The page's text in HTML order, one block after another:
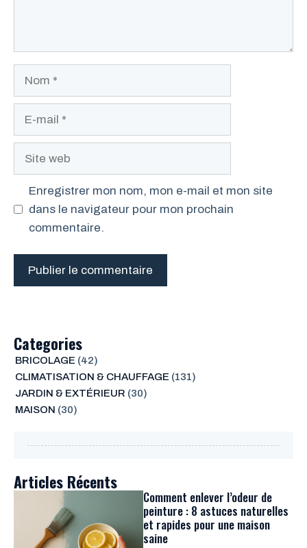
Site
Enregistrer mon nom, mon e-mail et mon site
dans le navigateur pour mon prochain
commentaire.
Categories
BRICOLAGE (42)
CLIMATISATION & CHAUFFAGE (131)
JARDIN & EXTÉRIEUR (30)
MAISON (30)
Articles Récents
Comment enlever l’odeur de
peinture : 8 astuces naturelles
et rapides pour une maison
saine